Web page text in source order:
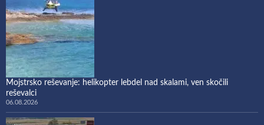
Mojstrsko reševanje: helikopter lebdel nad skalami, ven skočili
reševalci
06.08.2026